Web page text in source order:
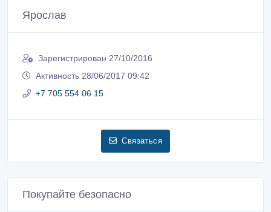
Ярослав
Зарегистрирован 27/10/2016
Активность 28/06/2017 09:42
+7 705 554 06 15
Связаться
Покупайте безопасно